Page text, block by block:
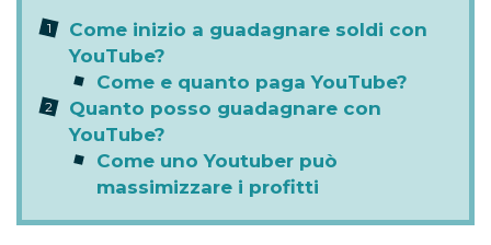
Come inizio a guadagnare soldi con
YouTube?
Come e quanto paga YouTube?
Quanto posso guadagnare con
YouTube?
Come uno Youtuber può
massimizzare i profitti